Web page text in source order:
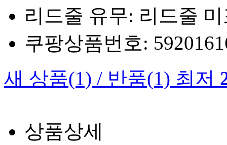
리드줄 유무: 리드줄
쿠팡상품번호:
새 상품(1) / 반품(1) 최저
상품상세